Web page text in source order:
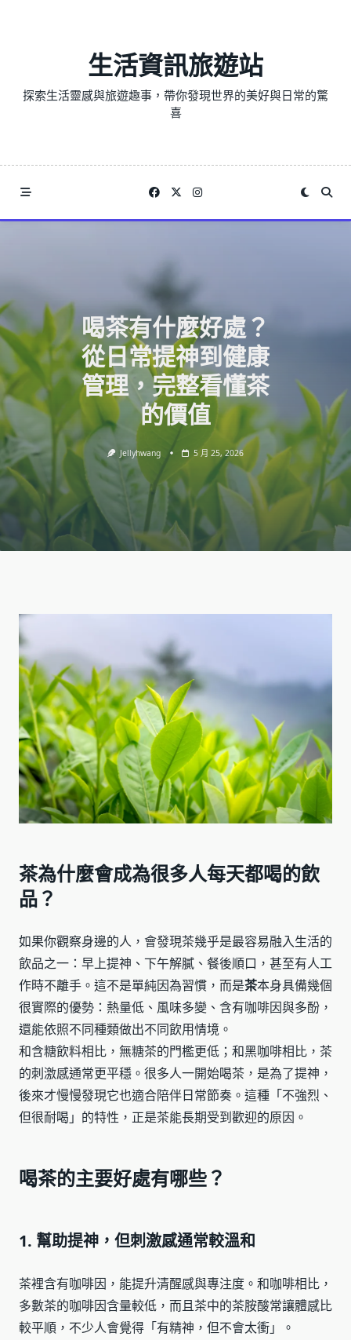
生活資訊旅遊站
探索生活靈感與旅遊趣事，帶你發現世界的美好與日常的驚
喜
喝茶有什麼好處？
從日常提神到健康
管理，完整看懂茶
的價值
Jellyhwang 5 月 25, 2026
茶為什麼會成為很多人每天都喝的飲
品？
如果你觀察身邊的人，會發現茶幾乎是最容易融入生活的
飲品之一：早上提神、下午解膩、餐後順口，甚至有人工
作時不離手。這不是單純因為習慣，而是茶本身具備幾個
很實際的優勢：熱量低、風味多變、含有咖啡因與多酚，
還能依照不同種類做出不同飲用情境。
和含糖飲料相比，無糖茶的門檻更低；和黑咖啡相比，茶
的刺激感通常更平穩。很多人一開始喝茶，是為了提神，
後來才慢慢發現它也適合陪伴日常節奏。這種「不強烈、
但很耐喝」的特性，正是茶能長期受到歡迎的原因。
喝茶的主要好處有哪些？
1. 幫助提神，但刺激感通常較溫和
茶裡含有咖啡因，能提升清醒感與專注度。和咖啡相比，
多數茶的咖啡因含量較低，而且茶中的茶胺酸常讓體感比
較平順，不少人會覺得「有精神，但不會太衝」。